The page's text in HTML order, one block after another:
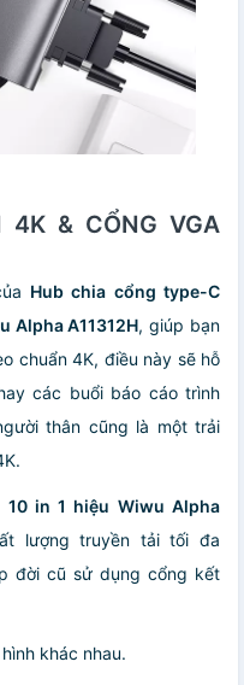
4K & CỔNG VGA
Hub chia cổng type-C
Alpha A11312H, giúp bạn
chuẩn 4K, điều này sẽ hỗ
các buổi báo cáo trình
thân cũng là một trải
10 in 1 hiệu Wiwu Alpha
lượng truyền tải tối đa
đời cũ sử dụng cổng kết
khác nhau.